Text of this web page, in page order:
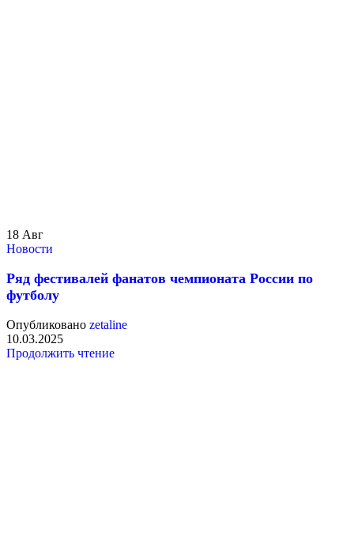
18 Авг
Новости
Ряд фестивалей фанатов чемпионата России по
футболу
Опубликовано zetaline
10.03.2025
Продолжить чтение